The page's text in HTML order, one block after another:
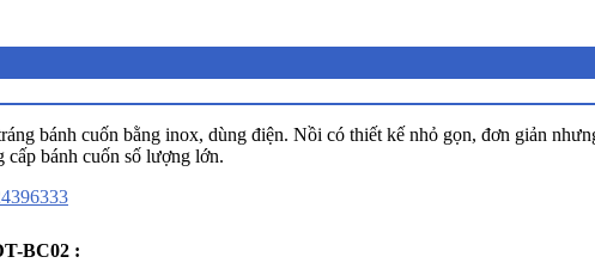
bánh cuốn bằng inox, dùng điện. Nồi có thiết kế nhỏ gọn, đơn giản
cấp bánh cuốn số lượng lớn.
BC02 :